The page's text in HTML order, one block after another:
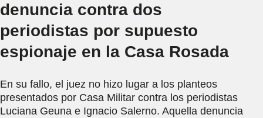
denuncia contra dos
periodistas por supuesto
espionaje en la Casa Rosada
En su fallo, el juez no hizo lugar a los planteos
presentados por Casa Militar contra los periodistas
Luciana Geuna e Ignacio Salerno. Aquella denuncia